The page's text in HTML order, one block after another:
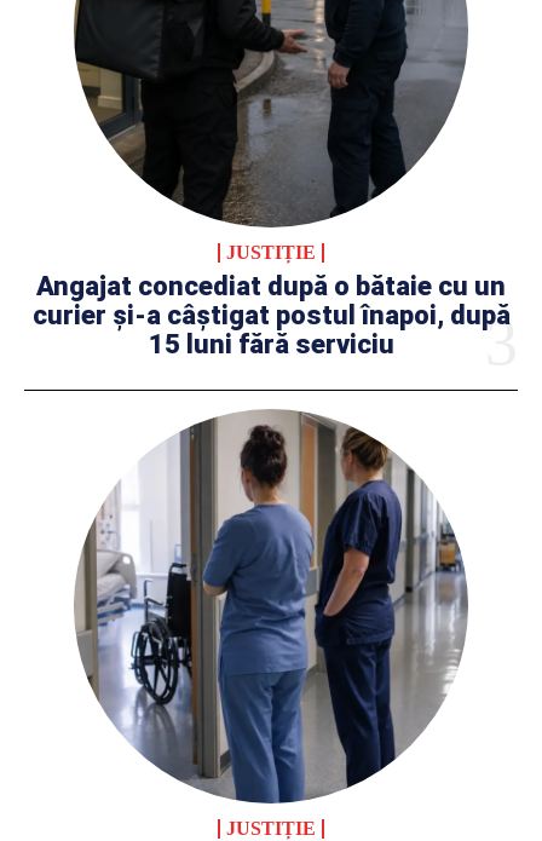
JUSTIȚIE
Angajat concediat după o bătaie cu un
curier și-a câștigat postul înapoi, după
15 luni fără serviciu
JUSTIȚIE